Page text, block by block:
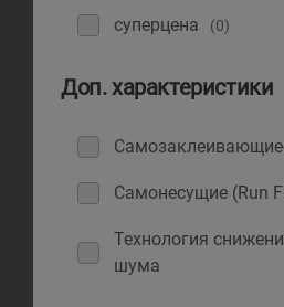
суперцена (0)
Доп. характеристики
Самонесущие (Run
Технология
шума